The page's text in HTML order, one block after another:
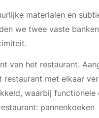
materialen en
we twee vaste
van het restaurant.
met elkaar
waarbij
pannenkoeken